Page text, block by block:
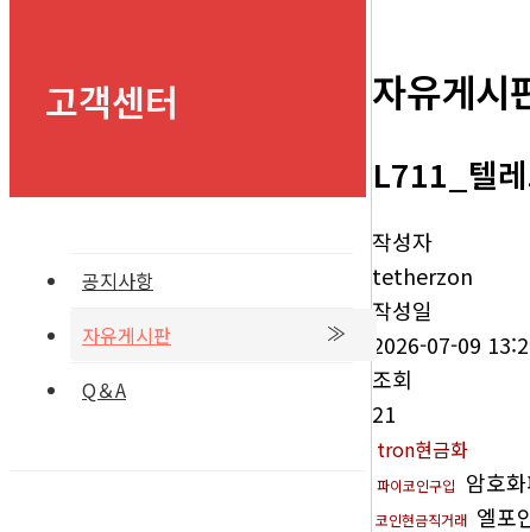
고객센터
공지사항
자유게시판
Q＆A
자유게시
L711_텔
작성자
tetherzon
작성일
2026-07-09
조회
21
tron현금화
파이코인구입 암호
코인현금직거래 엘포